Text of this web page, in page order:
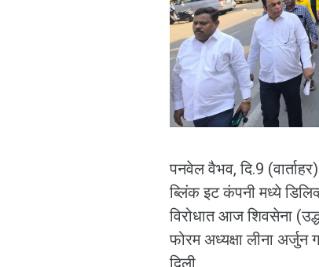
पनवेल वैभव, दि.9
ब्लिंक इट कंपनी मध्ये
विरोधात आज शिवसेना
फोरम अध्यक्षा लीना
दिली.